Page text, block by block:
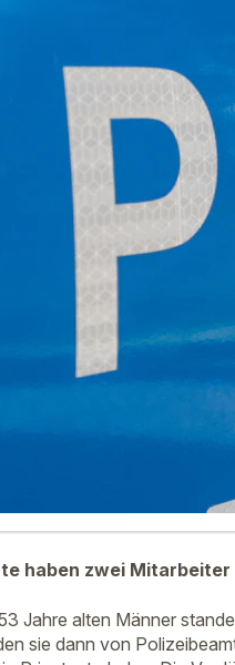
haben zwei
Jahre alten Männer
sie dann von